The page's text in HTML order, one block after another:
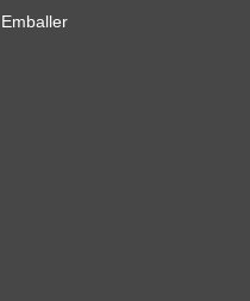
Emballer